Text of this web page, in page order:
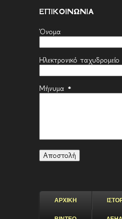
ΕΠΙΚΟΙΝΩΝΙΑ
Όνομα
Ηλεκτρονικό ταχυδρομείο
Μήνυμα *
ΑΡΧΙΚΗ